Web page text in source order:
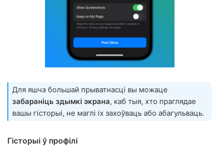
Для яшчэ большай прыватнасці вы можаце
забараніць здымкі экрана, каб тыя, хто праглядае
вашы гісторыі, не маглі іх захоўваць або абагульваць.
Гісторыі ў профілі